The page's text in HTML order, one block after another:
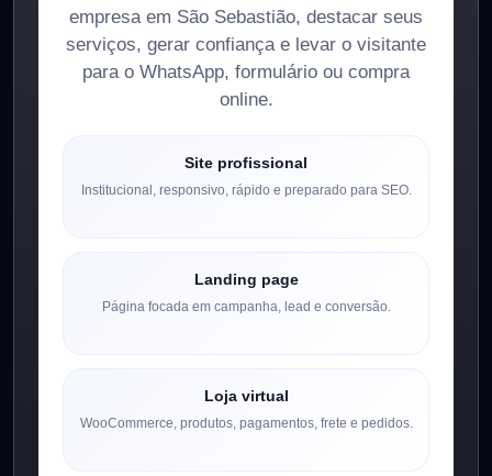
empresa em São Sebastião, destacar seus
serviços, gerar confiança e levar o visitante
para o WhatsApp, formulário ou compra
online.
Site profissional
Institucional, responsivo, rápido e preparado para SEO.
Landing page
Página focada em campanha, lead e conversão.
Loja virtual
WooCommerce, produtos, pagamentos, frete e pedidos.